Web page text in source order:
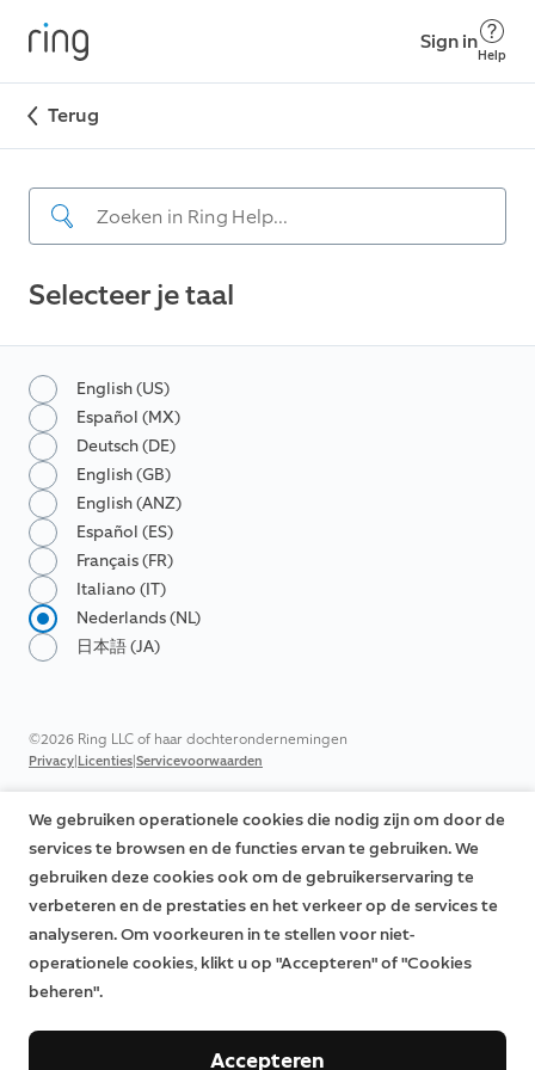
Sign in
Help
Terug
Selecteer je taal
English (US)
Español (MX)
Deutsch (DE)
English (GB)
English (ANZ)
Español (ES)
Français (FR)
Italiano (IT)
Nederlands (NL)
日本語 (JA)
©2026 Ring LLC of haar dochterondernemingen
Privacy|Licenties|Servicevoorwaarden
We gebruiken operationele cookies die nodig zijn om door de
services te browsen en de functies ervan te gebruiken. We
gebruiken deze cookies ook om de gebruikerservaring te
verbeteren en de prestaties en het verkeer op de services te
analyseren. Om voorkeuren in te stellen voor niet-
operationele cookies, klikt u op "Accepteren" of "Cookies
beheren".
Accepteren